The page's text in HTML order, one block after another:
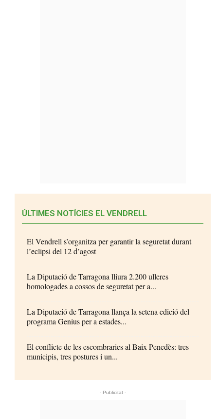
ÚLTIMES NOTÍCIES EL VENDRELL
El Vendrell s’organitza per garantir la seguretat durant
l’eclipsi del 12 d’agost
La Diputació de Tarragona lliura 2.200 ulleres
homologades a cossos de seguretat per a...
La Diputació de Tarragona llança la setena edició del
programa Genius per a estades...
El conflicte de les escombraries al Baix Penedès: tres
municipis, tres postures i un...
- Publicitat -